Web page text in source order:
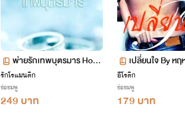
พ่ายรักเทพบุตรมาร Hot+
++
รักโรแมนติก
ช่อชมพู
249 บาท
เปลี่ยนใจ By หฤหรรษ์ nc1
8+ Hot
อีโรติก
ช่อชมพู
179 บาท